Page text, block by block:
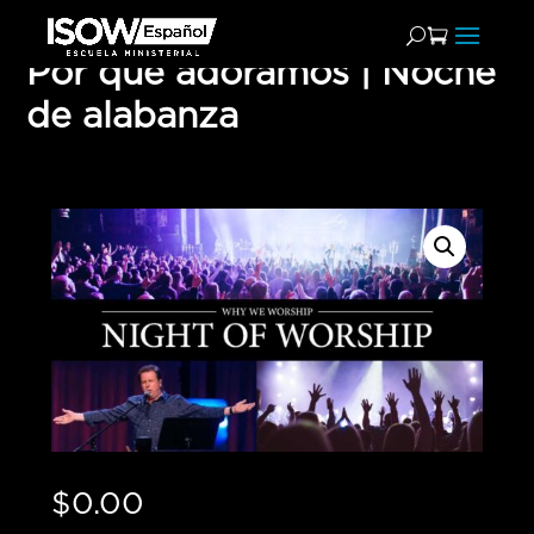
Por qué adoramos | Noche
de alabanza
$0.00